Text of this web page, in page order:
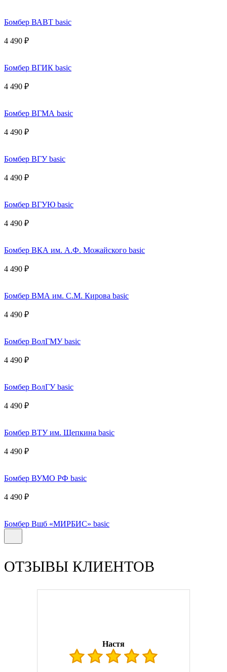
Бомбер ВАВТ basic
4 490 ₽
Бомбер ВГИК basic
4 490 ₽
Бомбер ВГМА basic
4 490 ₽
Бомбер ВГУ basic
4 490 ₽
Бомбер ВГУЮ basic
4 490 ₽
Бомбер ВКА им. А.Ф. Можайского basic
4 490 ₽
Бомбер ВМА им. С.М. Кирова basic
4 490 ₽
Бомбер ВолГМУ basic
4 490 ₽
Бомбер ВолГУ basic
4 490 ₽
Бомбер ВТУ им. Щепкина basic
4 490 ₽
Бомбер ВУМО РФ basic
4 490 ₽
Бомбер Вшб «МИРБИС» basic
ОТЗЫВЫ КЛИЕНТОВ
Настя